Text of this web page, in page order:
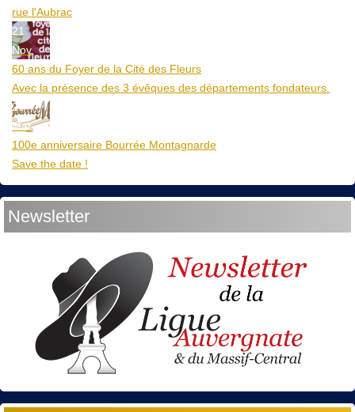
rue l'Aubrac
21
Nov
60 ans du Foyer de la Cité des Fleurs
Avec la présence des 3 évêques des départements fondateurs.
20
Mar
100e anniversaire Bourrée Montagnarde
Save the date !
Newsletter